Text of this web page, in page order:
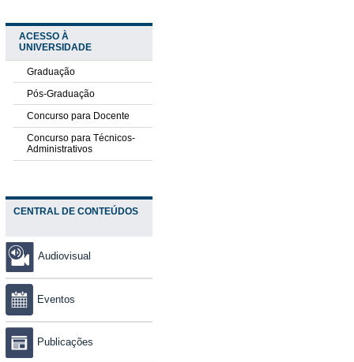
ACESSO À
UNIVERSIDADE
Graduação
Pós-Graduação
Concurso para Docente
Concurso para Técnicos-
Administrativos
CENTRAL DE CONTEÚDOS
Audiovisual
Eventos
Publicações